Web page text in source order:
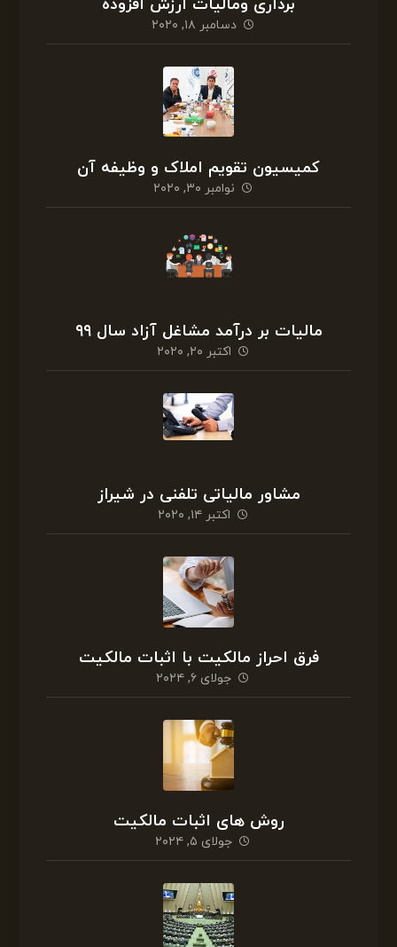
برداری ومالیات ارزش افزوده
دسامبر ۱۸, ۲۰۲۰
کمیسیون تقویم املاک و وظیفه آن
نوامبر ۳۰, ۲۰۲۰
مالیات بر درآمد مشاغل آزاد سال ۹۹
اکتبر ۲۰, ۲۰۲۰
مشاور مالیاتی تلفنی در شیراز
اکتبر ۱۴, ۲۰۲۰
فرق احراز مالکیت با اثبات مالکیت
جولای ۶, ۲۰۲۴
روش های اثبات مالکیت
جولای ۵, ۲۰۲۴